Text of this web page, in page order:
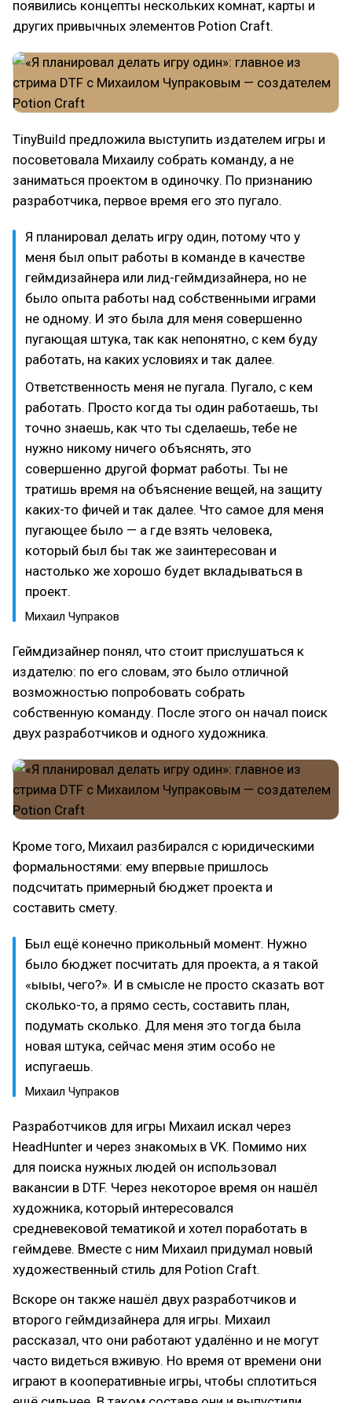
появились концепты нескольких комнат, карты и
других привычных элементов Potion Craft.
TinyBuild предложила выступить издателем игры и
посоветовала Михаилу собрать команду, а не
заниматься проектом в одиночку. По признанию
разработчика, первое время его это пугало.
Я планировал делать игру один, потому что у
меня был опыт работы в команде в качестве
геймдизайнера или лид-геймдизайнера, но не
было опыта работы над собственными играми
не одному. И это была для меня совершенно
пугающая штука, так как непонятно, с кем буду
работать, на каких условиях и так далее.
Ответственность меня не пугала. Пугало, с кем
работать. Просто когда ты один работаешь, ты
точно знаешь, как что ты сделаешь, тебе не
нужно никому ничего объяснять, это
совершенно другой формат работы. Ты не
тратишь время на объяснение вещей, на защиту
каких-то фичей и так далее. Что самое для меня
пугающее было — а где взять человека,
который был бы так же заинтересован и
настолько же хорошо будет вкладываться в
проект.
Михаил Чупраков
Геймдизайнер понял, что стоит прислушаться к
издателю: по его словам, это было отличной
возможностью попробовать собрать
собственную команду. После этого он начал поиск
двух разработчиков и одного художника.
Кроме того, Михаил разбирался с юридическими
формальностями: ему впервые пришлось
подсчитать примерный бюджет проекта и
составить смету.
Был ещё конечно прикольный момент. Нужно
было бюджет посчитать для проекта, а я такой
«ыыы, чего?». И в смысле не просто сказать вот
сколько-то, а прямо сесть, составить план,
подумать сколько. Для меня это тогда была
новая штука, сейчас меня этим особо не
испугаешь.
Михаил Чупраков
Разработчиков для игры Михаил искал через
HeadHunter и через знакомых в VK. Помимо них
для поиска нужных людей он использовал
вакансии в DTF. Через некоторое время он нашёл
художника, который интересовался
средневековой тематикой и хотел поработать в
геймдеве. Вместе с ним Михаил придумал новый
художественный стиль для Potion Craft.
Вскоре он также нашёл двух разработчиков и
второго геймдизайнера для игры. Михаил
рассказал, что они работают удалённо и не могут
часто видеться вживую. Но время от времени они
играют в кооперативные игры, чтобы сплотиться